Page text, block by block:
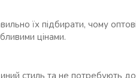
їх підбирати, чому
цінами.
стиль та не потребують